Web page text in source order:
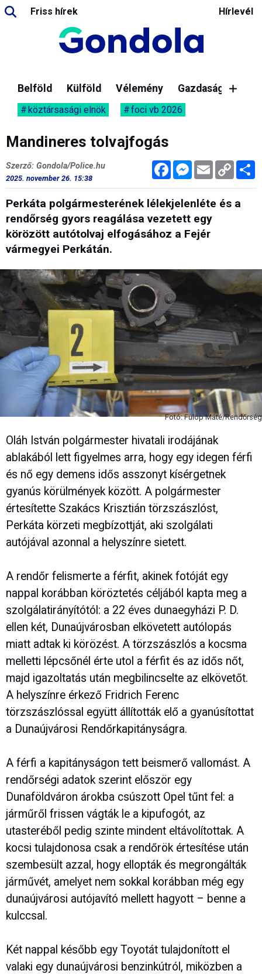
Friss hírek Hírlevél
Belföld Külföld Vélemény Gazdaság
köztársasági elnök foci vb 2026
Mandineres tolvajfogás
FacebookMessenger
Email Copy
Link
Szerző: Gondola/Police.hu
2025. november 26. 15:38
Perkáta polgármesterének lélekjelenléte és a
rendőrség gyors reagálása vezetett egy
körözött autótolvaj elfogásához a Fejér
vármegyei Perkátán.
Fotó: Fülöp Máté/Rendőrség
Oláh István polgármester hivatali irodájának
ablakából lett figyelmes arra, hogy egy idegen férfi
és nő egy demens idős asszonyt kísérgetnek
gyanús körülmények között. A polgármester
értesítette Szakács Krisztián törzszászlóst,
Perkáta körzeti megbízottját, aki szolgálati
autójával azonnal a helyszínre sietett.
A rendőr felismerte a férfit, akinek fotóját egy
nappal korábban köröztetés céljából kapta meg a
szolgálatirányítótól: a 22 éves dunaegyházi P. D.
ellen két, Dunaújvárosban elkövetett autólopás
miatt adtak ki körözést. A törzszászlós a kocsma
melletti lépcsőnél érte utol a férfit és az idős nőt,
majd igazoltatás után megbilincselte az elkövetőt.
A helyszínre érkező Fridrich Ferenc
törzszászlóssal együtt állították elő a gyanúsítottat
a Dunaújvárosi Rendőrkapitányságra.
A férfi a kapitányságon tett beismerő vallomást. A
rendőrségi adatok szerint először egy
Dunaföldváron árokba csúszott Opel tűnt fel: a
járműről frissen vágták le a kipufogót, az
utasteréből pedig szinte mindent eltávolítottak. A
kocsi tulajdonosa csak a rendőrök értesítése után
szembesült azzal, hogy ellopták és megrongálták
járművét, amelyet nem sokkal korábban még egy
dunaújvárosi autójavító mellett hagyott – benne a
kulccsal.
Két nappal később egy Toyotát tulajdonított el
valaki egy dunaújvárosi benzinkútról, miközben a